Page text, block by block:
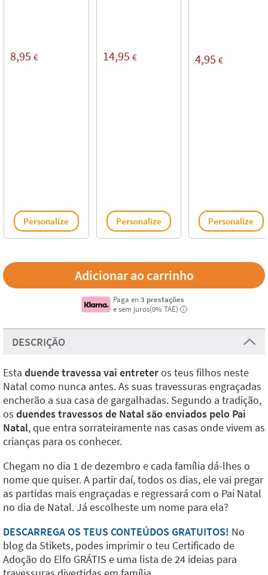
8,95 €
Personalize
14,95 €
Personalize
4,95 €
Personalize
Paga en3 prestações
e sem juros(0% TAE)
i
DESCRIÇÃO
Esta duende travessa vai entreteros teus filhos neste
Natal como nunca antes. As suas travessuras engraçadas
encherão a sua casa de gargalhadas. Segundo a tradição,
os duendes travessos de Natal são enviados pelo Pai
Natal, que entra sorrateiramente nas casas onde vivem as
crianças para os conhecer.
Chegam no dia 1 de dezembro e cada família dá-lhes o
nome que quiser. A partir daí, todos os dias, ele vai pregar
as partidas mais engraçadas e regressará com o Pai Natal
no dia de Natal. Já escolheste um nome para ela?
DESCARREGA OS TEUS CONTEÚDOS GRATUITOS! No
blog da Stikets, podes imprimir o teu Certificado de
Adoção do Elfo GRÁTIS e uma lista de 24 ideias para